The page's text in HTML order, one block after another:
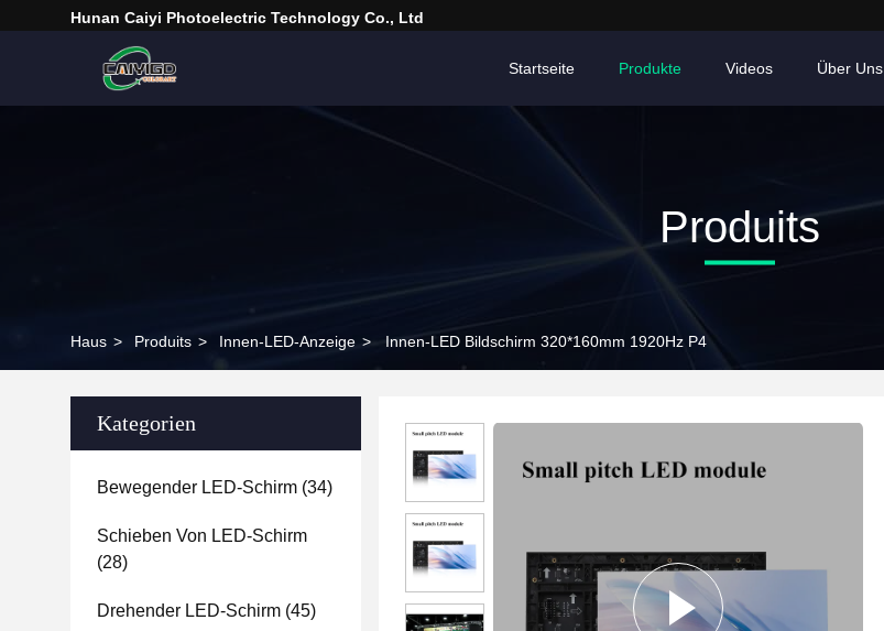
Hunan Caiyi Photoelectric Technology Co., Ltd
Startseite Produkte Videos Über Uns
Produits
Haus > Produits > Innen-LED-Anzeige > Innen-LED Bildschirm 320*160mm 1920Hz P4
Kategorien
Bewegender LED-Schirm (34)
Schieben Von LED-Schirm
(28)
Drehender LED-Schirm (45)